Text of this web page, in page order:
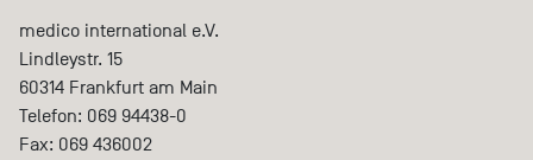
medico international e.V.
Lindleystr. 15
60314 Frankfurt am Main
Telefon: 069 94438-0
Fax: 069 436002